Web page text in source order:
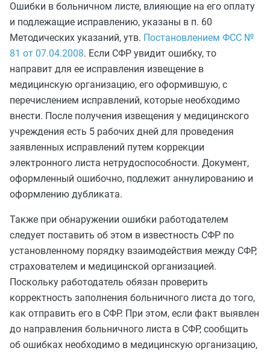
Ошибки в больничном листе, влияющие на его оплату
и подлежащие исправлению, указаны в п. 60
Методических указаний, утв. Постановлением ФСС №
81 от 07.04.2008. Если СФР увидит ошибку, то
направит для ее исправления извещение в
медицинскую организацию, его оформившую, с
перечислением исправлений, которые необходимо
внести. После получения извещения у медицинского
учреждения есть 5 рабочих дней для проведения
заявленных исправлений путем коррекции
электронного листа нетрудоспособности. Документ,
оформленный ошибочно, подлежит аннулированию и
оформлению дубликата.
Также при обнаружении ошибки работодателем
следует поставить об этом в известность СФР по
установленному порядку взаимодействия между СФР,
страхователем и медицинской организацией.
Поскольку работодатель обязан проверить
корректность заполнения больничного листа до того,
как отправить его в СФР. При этом, если факт выявлен
до направления больничного листа в СФР, сообщить
об ошибках необходимо в медицинскую организацию,